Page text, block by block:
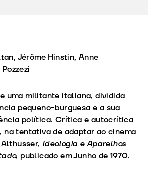
Jérôme Hinstin, Anne
uma militante italiana, dividida
pequeno-burguesa e a sua
política. Crítica e autocrítica
na tentativa de adaptar ao cinema
Ideologia e Aparelhos
, publicado em Junho de 1970.